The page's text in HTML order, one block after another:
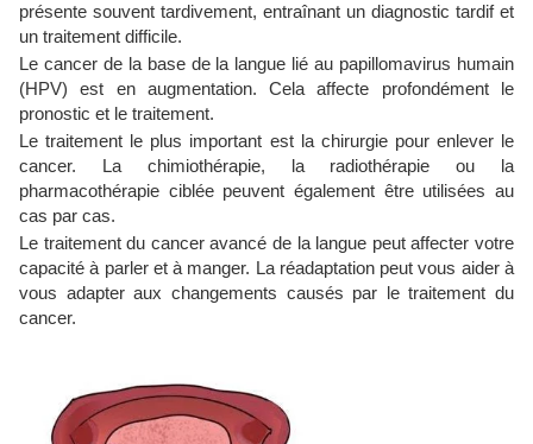
présente souvent tardivement, entraînant un diagnostic tardif et
un traitement difficile.
Le cancer de la base de la langue lié au papillomavirus humain
(HPV) est en augmentation. Cela affecte profondément le
pronostic et le traitement.
Le traitement le plus important est la chirurgie pour enlever le
cancer. La chimiothérapie, la radiothérapie ou la
pharmacothérapie ciblée peuvent également être utilisées au
cas par cas.
Le traitement du cancer avancé de la langue peut affecter votre
capacité à parler et à manger. La réadaptation peut vous aider à
vous adapter aux changements causés par le traitement du
cancer.